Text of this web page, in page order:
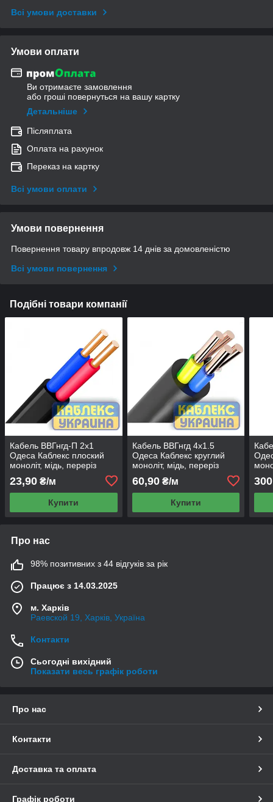
Всі умови доставки
Умови оплати
Ви отримаєте замовлення
або гроші повернуться на вашу картку
Детальніше
Післяплата
Оплата на рахунок
Переказ на картку
Всі умови оплати
Умови повернення
Повернення товару впродовж 14 днів за домовленістю
Всі умови повернення
Подібні товари компанії
Кабель ВВГнгд-П 2x1
Одеса Каблекс плоский
моноліт, мідь, переріз
жили відповідає номіналу
(кратно 5 м)
23,90 ₴/м
Купити
Кабель ВВГнгд 4x1.5
Одеса Каблекс круглий
моноліт, мідь, переріз
жили відповідає номіналу
(кратно 5 м)
60,90₴/м
Купити
Про нас
98% позитивних з 44 відгуків за рік
Працює з 14.03.2025
м. Харків
Раевской 19, Харків, Україна
Контакти
Сьогодні вихідний
Показати весь графік роботи
Про нас
Контакти
Доставка та оплата
Графік роботи